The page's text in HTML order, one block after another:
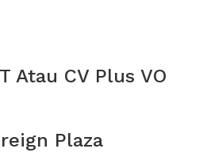
Atau CV Plus VO
Plaza